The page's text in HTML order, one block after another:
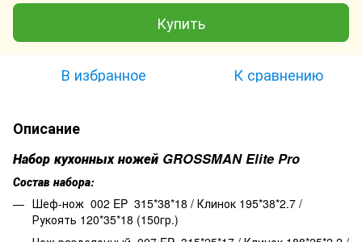
Купить
В избранное К сравнению
Описание
Набор кухонных ножей GROSSMAN Elite Pro
Состав набора:
Шеф-нож 002 EP 315*38*18 / Клинок 195*38*2.7 /
Рукоять 120*35*18 (150гр.)